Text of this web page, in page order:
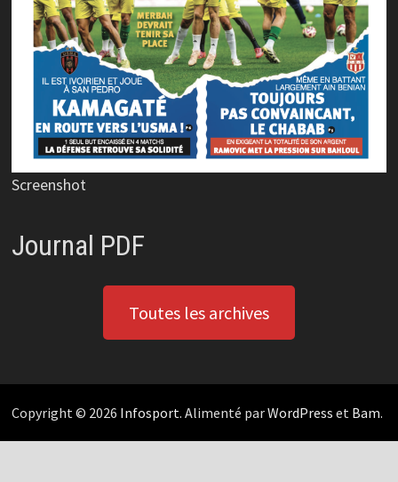
Screenshot
Journal PDF
Toutes les archives
Copyright © 2026 Infosport. Alimenté parWordPress et Bam.